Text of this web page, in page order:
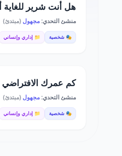
هل أنت شرير للغاية
منشئ التحدي:مجهول (مبتدئ)
🎭 شخصية 📁 إداري وإنساني
كم عمرك الافتراضي
منشئ التحدي:مجهول (مبتدئ)
🎭 شخصية 📁 إداري وإنساني